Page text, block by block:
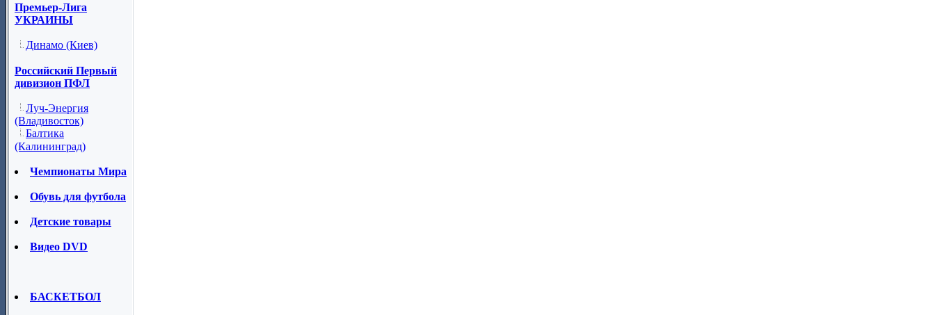
Премьер-Лига
УКРАИНЫ
Динамо (Киев)
Российский Первый
дивизион ПФЛ
Луч-Энергия
(Владивосток)
Балтика
(Калининград)
Чемпионаты Мира
Обувь для футбола
Детские товары
Видео DVD
БАСКЕТБОЛ